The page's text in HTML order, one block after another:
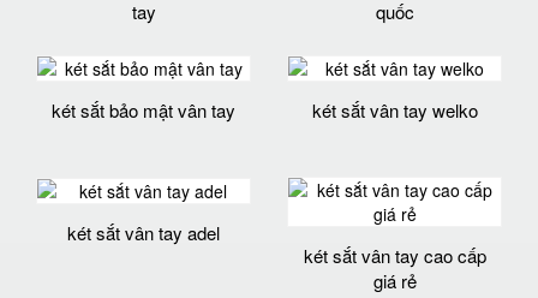
tay
quốc
két sắt bảo mật vân tay két sắt vân tay welko
két sắt vân tay adel
két sắt vân tay cao cấp
giá rẻ